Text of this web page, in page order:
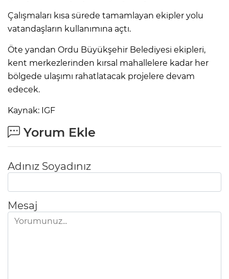
Çalışmaları kısa sürede tamamlayan ekipler yolu
vatandaşların kullanımına açtı.
Öte yandan Ordu Büyükşehir Belediyesi ekipleri,
kent merkezlerinden kırsal mahallelere kadar her
bölgede ulaşımı rahatlatacak projelere devam
edecek.
Kaynak: IGF
Yorum Ekle
Adınız Soyadınız
Mesaj